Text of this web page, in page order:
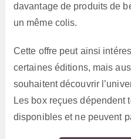
davantage de produits de
un même colis.
Cette offre peut ainsi
certaines éditions, mais
souhaitent découvrir
Les box reçues dépendent
disponibles et ne peuvent